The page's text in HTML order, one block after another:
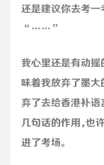
还是建议你去考一
“……”
我心里还是有动摇
味着我放弃了墨大
弃了去给香港补语
几句话的作用，也
进了考场。